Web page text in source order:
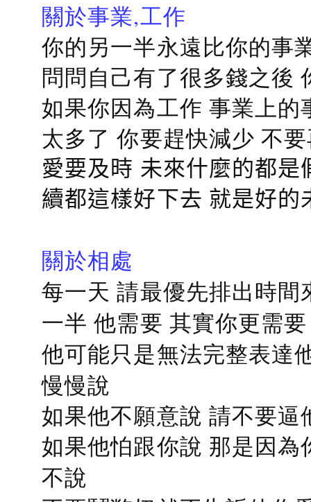
關於事業,工作
你的另一半永遠比你的事
問問自己有了很多錢之後
如果你因為工作 事業上
太多了 你要趕快減少 不
愛要及時 未來什麼的都
續都這樣好下去 就是好的
關於相處
每一天 請最優先排出時
一半 他需要 其實你更需要
他可能只是無法完整表達
慢慢說
如果他不願意說 請不要逼
如果他怕跟你說 那是因
不說